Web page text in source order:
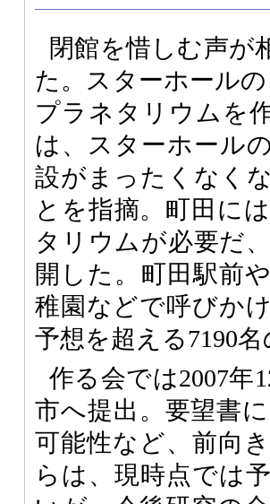
閉館を惜しむ声が
た。スターホール
プラネタリウムを
は、スターホール
設がまったくなく
とを指摘。町田に
タリウムが必要だ
開した。町田駅前
稚園などで呼びか
予想を超える7190
作る会では2007年
市へ提出。要望書
可能性など、前向
らは、現時点では